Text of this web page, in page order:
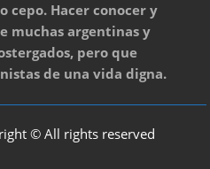
cepo. Hacer conocer y
muchas argentinas y
pero que
de una vida digna.
© All rights reserved